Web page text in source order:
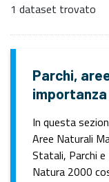
1 dataset trovato
Parchi,
In questa
Aree Naturali
Statali, Parchi
Natura 2000